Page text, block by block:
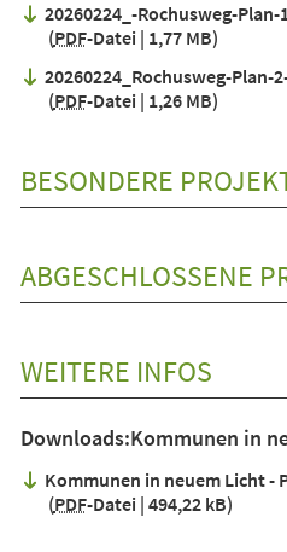
20260224_-Rochusweg-
PDF-Datei 1,77 MB
20260224_Rochusweg-Plan-
PDF-Datei 1,26 MB
BESONDERE
ABGESCHLOSSENE
WEITERE INFOS
Downloads:Kommunen in
Kommunen in neuem Licht -
PDF-Datei 494,22 kB